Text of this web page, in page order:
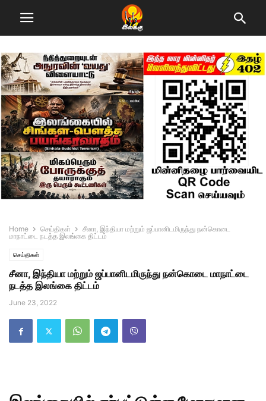
Home செய்திகள்
சீனா, இந்தியா மற்றும் ஜப்பானிடமிருந்து நன்கொடை
மாநாட்டை நடத்த இலங்கை திட்டம்
செய்திகள்
சீனா, இந்தியா மற்றும் ஜப்பானிடமிருந்து நன்கொடை மாநாட்டை
நடத்த இலங்கை திட்டம்
June 23, 2022